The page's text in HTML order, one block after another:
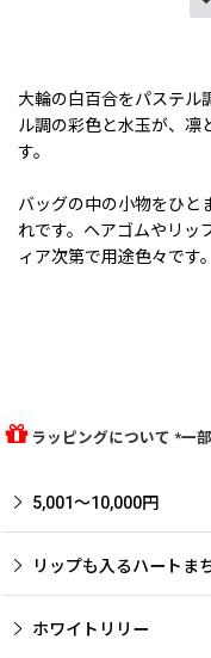
大輪の白百合をパステル
ル調の彩色と水玉が、凛
す。
バッグの中の小物をひと
れです。ヘアゴムやリッ
ィア次第で用途色々です。
ラッピングについて *一
5,001〜10,000円
リップも入るハートま
ホワイトリリー